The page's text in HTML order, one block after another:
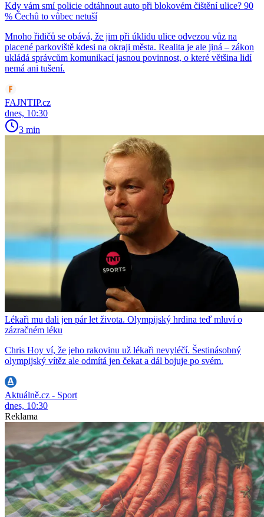
Kdy vám smí policie odtáhnout auto při blokovém čištění ulice? 90
% Čechů to vůbec netuší
Mnoho řidičů se obává, že jim při úklidu ulice odvezou vůz na
placené parkoviště kdesi na okraji města. Realita je ale jiná – zákon
ukládá správcům komunikací jasnou povinnost, o které většina lidí
nemá ani tušení.
FAJNTIP.cz
dnes, 10:30
3 min
Lékaři mu dali jen pár let života. Olympijský hrdina teď mluví o
zázračném léku
Chris Hoy ví, že jeho rakovinu už lékaři nevyléčí. Šestinásobný
olympijský vítěz ale odmítá jen čekat a dál bojuje po svém.
Aktuálně.cz - Sport
dnes, 10:30
Reklama